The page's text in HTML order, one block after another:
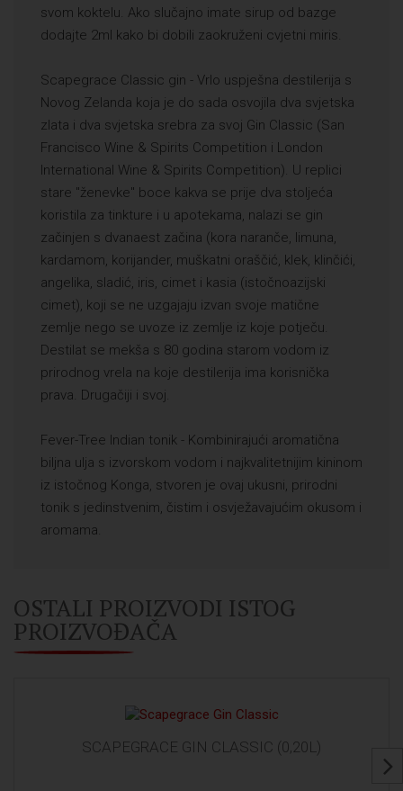
svom koktelu. Ako slučajno imate sirup od bazge
dodajte 2ml kako bi dobili zaokruženi cvjetni miris.
Scapegrace Classic gin - Vrlo uspješna destilerija s
Novog Zelanda koja je do sada osvojila dva svjetska
zlata i dva svjetska srebra za svoj Gin Classic (San
Francisco Wine & Spirits Competition i London
International Wine & Spirits Competition). U replici
stare "ženevke" boce kakva se prije dva stoljeća
koristila za tinkture i u apotekama, nalazi se gin
začinjen s dvanaest začina (kora naranče, limuna,
kardamom, korijander, muškatni oraščić, klek, klinčići,
angelika, sladić, iris, cimet i kasia (istočnoazijski
cimet), koji se ne uzgajaju izvan svoje matične
zemlje nego se uvoze iz zemlje iz koje potječu.
Destilat se mekša s 80 godina starom vodom iz
prirodnog vrela na koje destilerija ima korisnička
prava. Drugačiji i svoj.
Fever-Tree Indian tonik - Kombinirajući aromatična
biljna ulja s izvorskom vodom i najkvalitetnijim kininom
iz istočnog Konga, stvoren je ovaj ukusni, prirodni
tonik s jedinstvenim, čistim i osvježavajućim okusom i
aromama.
OSTALI PROIZVODI ISTOG
PROIZVOĐAČA
SCAPEGRACE GIN CLASSIC (0,20L)